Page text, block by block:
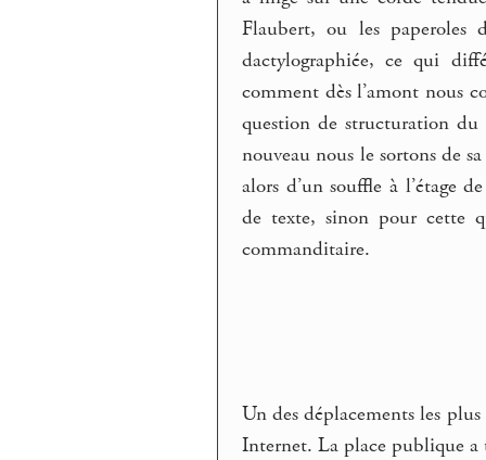
Flaubert, ou les paperoles
dactylographiée, ce qui
comment dès l’amont nous
question de structuration
nouveau nous le sortons de
alors d’un souffle à l’étage
de texte, sinon pour cette
commanditaire.
Un des déplacements les
Internet. La place publique a